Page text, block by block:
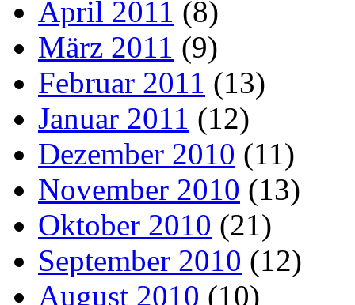
April 2011 (8)
März 2011 (9)
Februar 2011 (13)
Januar 2011 (12)
Dezember 2010 (11)
November 2010 (13)
Oktober 2010 (21)
September 2010 (12)
August 2010 (10)